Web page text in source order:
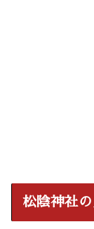
松陰神社